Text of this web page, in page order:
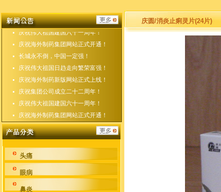
庆祝集团公司成立二十二周年！
庆祝伟大祖国建国六十一周年！
庆祝海外制药集团网站正式开通！
长城永不倒，中国一定强！
庆祝伟大祖国日趋走向繁荣富强！
庆祝海外制药新版网站正式上线！
庆祝集团公司成立二十二周年！
庆祝伟大祖国建国六十一周年！
庆祝海外制药集团网站正式开通！
头痛
眼病
鼻炎
庆圆/消炎止痢灵片(24片)